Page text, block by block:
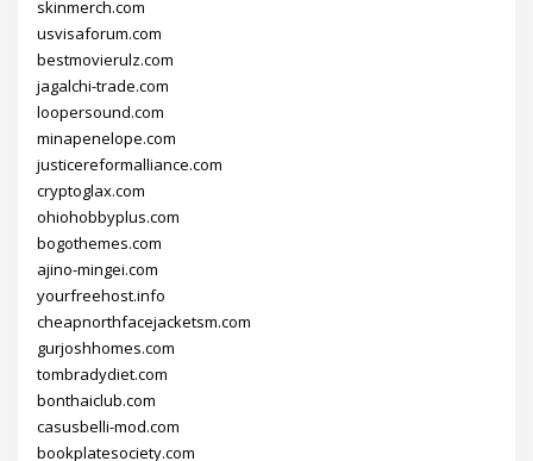
skinmerch.com
usvisaforum.com
bestmovierulz.com
jagalchi-trade.com
loopersound.com
minapenelope.com
justicereformalliance.com
cryptoglax.com
ohiohobbyplus.com
bogothemes.com
ajino-mingei.com
yourfreehost.info
cheapnorthfacejacketsm.com
gurjoshhomes.com
tombradydiet.com
bonthaiclub.com
casusbelli-mod.com
bookplatesociety.com